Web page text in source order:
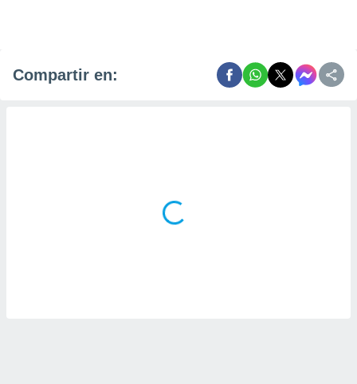
Compartir en: